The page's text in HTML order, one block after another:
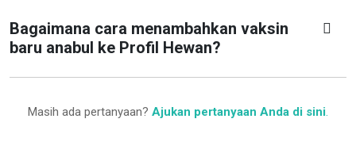
Bagaimana cara menambahkan vaksin
baru anabul ke Profil Hewan?
Masih ada pertanyaan? Ajukan pertanyaan Anda di sini.